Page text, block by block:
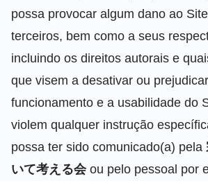
possa provocar algum dano ao
terceiros, bem como a seus
incluindo os direitos autorais e
que visem a desativar ou
funcionamento e a usabilidade do
violem qualquer instrução
possa ter sido comunicado(a) pela
いて考える会ou pelo pessoal por